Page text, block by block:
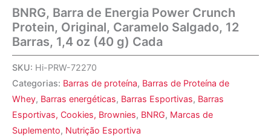
BNRG, Barra de Energia Power Crunch
Protein, Original, Caramelo Salgado, 12
Barras, 1,4 oz (40 g) Cada
SKU: Hi-PRW-72270
Categorias: Barras de proteína, Barras de Proteína de
Whey, Barras energéticas, Barras Esportivas, Barras
Esportivas, Cookies, Brownies, BNRG, Marcas de
Suplemento, Nutrição Esportiva